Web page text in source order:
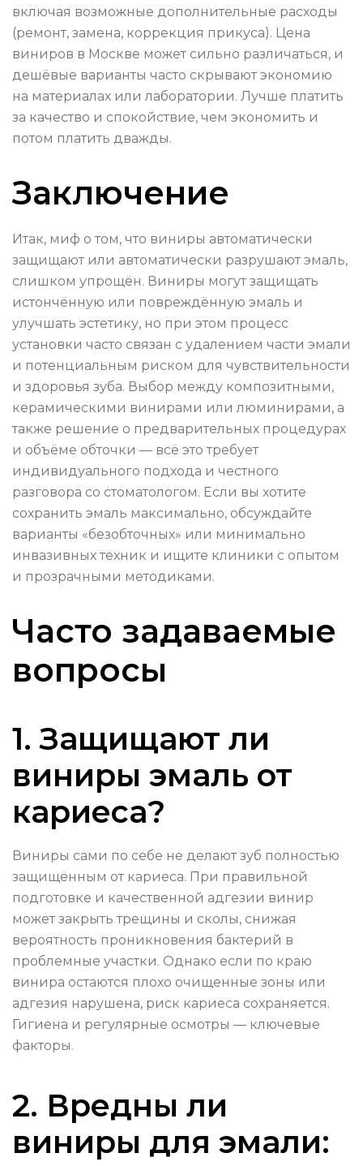
включая возможные дополнительные расходы
(ремонт, замена, коррекция прикуса). Цена
виниров в Москве может сильно различаться, и
дешёвые варианты часто скрывают экономию
на материалах или лаборатории. Лучше платить
за качество и спокойствие, чем экономить и
потом платить дважды.
Заключение
Итак, миф о том, что виниры автоматически
защищают или автоматически разрушают эмаль,
слишком упрощён. Виниры могут защищать
истончённую или повреждённую эмаль и
улучшать эстетику, но при этом процесс
установки часто связан с удалением части эмали
и потенциальным риском для чувствительности
и здоровья зуба. Выбор между композитными,
керамическими винирами или люминирами, а
также решение о предварительных процедурах
и объёме обточки — всё это требует
индивидуального подхода и честного
разговора со стоматологом. Если вы хотите
сохранить эмаль максимально, обсуждайте
варианты «безобточных» или минимально
инвазивных техник и ищите клиники с опытом
и прозрачными методиками.
Часто задаваемые
вопросы
1. Защищают ли
виниры эмаль от
кариеса?
Виниры сами по себе не делают зуб полностью
защищённым от кариеса. При правильной
подготовке и качественной адгезии винир
может закрыть трещины и сколы, снижая
вероятность проникновения бактерий в
проблемные участки. Однако если по краю
винира остаются плохо очищенные зоны или
адгезия нарушена, риск кариеса сохраняется.
Гигиена и регулярные осмотры — ключевые
факторы.
2. Вредны ли
виниры для эмали: